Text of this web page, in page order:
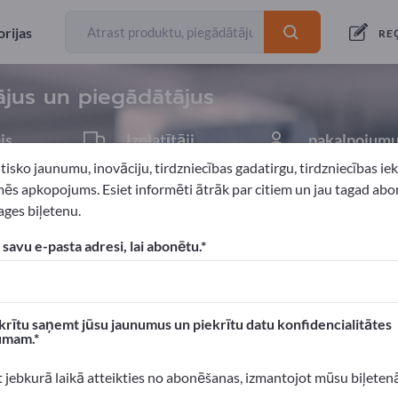
un piegādātājus
Izplatītāji
3 1
37
Ražotājs
kontakti >> sāciet šeit
produktus Exportpages.
>> publicējiet šeit
jaunumu, inovāciju, tirdzniecības gadatirgu, tirdzniecības
apkopojums. Esiet informēti ātrāk par citiem un jau tagad
biļetenu.
e-pasta adresi, lai abonētu.
saņemt jūsu jaunumus un piekrītu datu konfidencialitātes
jebkurā laikā atteikties no abonēšanas, izmantojot mūsu